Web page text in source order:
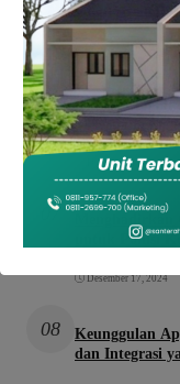
dalam Kemah
Oktober 31, 2025
06
Rumah Hemat
Sederhana
Desember 17, 2024
07
untuk Polusi
Desember 17, 2024
08
Keunggulan
dan Integrasi